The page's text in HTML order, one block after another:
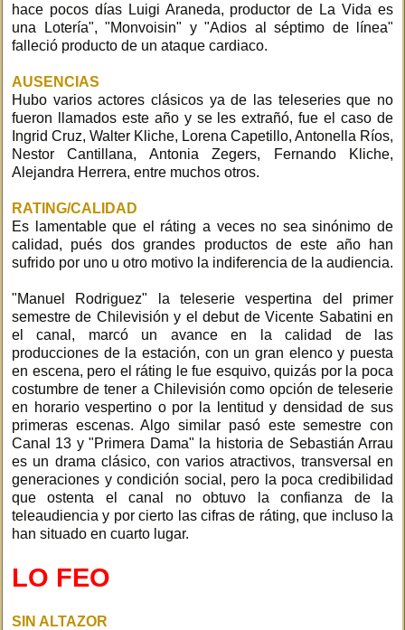
hace pocos días Luigi Araneda, productor de La Vida es
una Lotería", "Monvoisin" y "Adios al séptimo de línea"
falleció producto de un ataque cardiaco.
AUSENCIAS
Hubo varios actores clásicos ya de las teleseries que no
fueron llamados este año y se les extrañó, fue el caso de
Ingrid Cruz, Walter Kliche, Lorena Capetillo, Antonella Ríos,
Nestor Cantillana, Antonia Zegers, Fernando Kliche,
Alejandra Herrera, entre muchos otros.
RATING/CALIDAD
Es lamentable que el ráting a veces no sea sinónimo de
calidad, pués dos grandes productos de este año han
sufrido por uno u otro motivo la indiferencia de la audiencia.
"Manuel Rodriguez" la teleserie vespertina del primer
semestre de Chilevisión y el debut de Vicente Sabatini en
el canal, marcó un avance en la calidad de las
producciones de la estación, con un gran elenco y puesta
en escena, pero el ráting le fue esquivo, quizás por la poca
costumbre de tener a Chilevisión como opción de teleserie
en horario vespertino o por la lentitud y densidad de sus
primeras escenas. Algo similar pasó este semestre con
Canal 13 y "Primera Dama" la historia de Sebastián Arrau
es un drama clásico, con varios atractivos, transversal en
generaciones y condición social, pero la poca credibilidad
que ostenta el canal no obtuvo la confianza de la
teleaudiencia y por cierto las cifras de ráting, que incluso la
han situado en cuarto lugar.
LO FEO
SIN ALTAZOR